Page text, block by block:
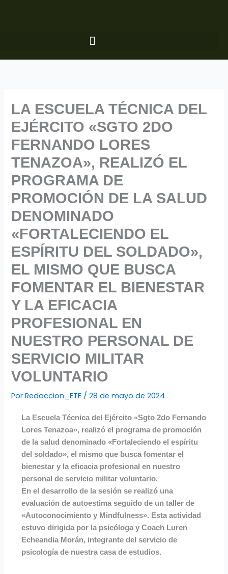
LA ESCUELA TÉCNICA DEL
EJÉRCITO «SGTO 2DO
FERNANDO LORES
TENAZOA», REALIZÓ EL
PROGRAMA DE
PROMOCIÓN DE LA SALUD
DENOMINADO
«FORTALECIENDO EL
ESPÍRITU DEL SOLDADO»,
EL MISMO QUE BUSCA
FOMENTAR EL BIENESTAR
Y LA EFICACIA
PROFESIONAL EN
NUESTRO PERSONAL DE
SERVICIO MILITAR
VOLUNTARIO
PorRedaccion_ETE /28 de mayo de 2024
La Escuela Técnica del Ejército «Sgto 2do Fernando
Lores Tenazoa», realizó el programa de promoción
de la salud denominado «Fortaleciendo el espíritu
del soldado», el mismo que busca fomentar el
bienestar y la eficacia profesional en nuestro
personal de servicio militar voluntario.
En el desarrollo de la sesión se realizó una
evaluación de autoestima seguido de un taller de
«Autoconocimiento y Mindfulness». Esta actividad
estuvo dirigida por la psicóloga y Coach Luren
Echeandia Morán, integrante del servicio de
psicología de nuestra casa de estudios.